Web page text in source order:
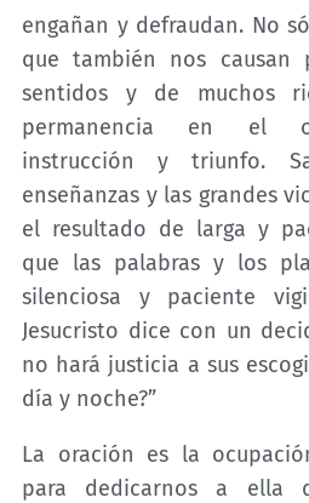
engañan y defraudan. No
que también nos causan
sentidos y de muchos
permanencia en el
instrucción y triunfo.
enseñanzas y las grandes
el resultado de larga y
que las palabras y los
silenciosa y paciente
Jesucristo dice con un
no hará justicia a sus
día y noche?”
La oración es la
para dedicarnos a ella